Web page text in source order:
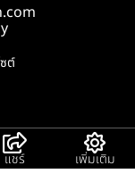
ต์
แชร์ เพิ่มเติม